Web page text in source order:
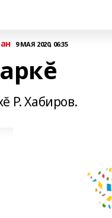
9 МАЯ 2020, 06:35
Р. Хабиров.